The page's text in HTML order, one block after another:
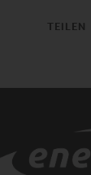
TEILEN